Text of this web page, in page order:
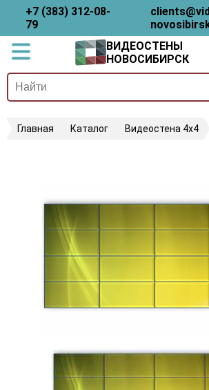
+7 (383) 312-08-
79
ВИДЕОСТЕНЫ
НОВОСИБИРСК
Главная Каталог Видеостена 4х4